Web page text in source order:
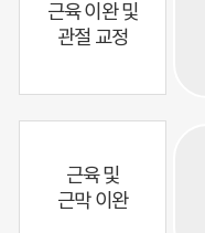
근육 이완 및
관절 교정
근육 및
근막 이완